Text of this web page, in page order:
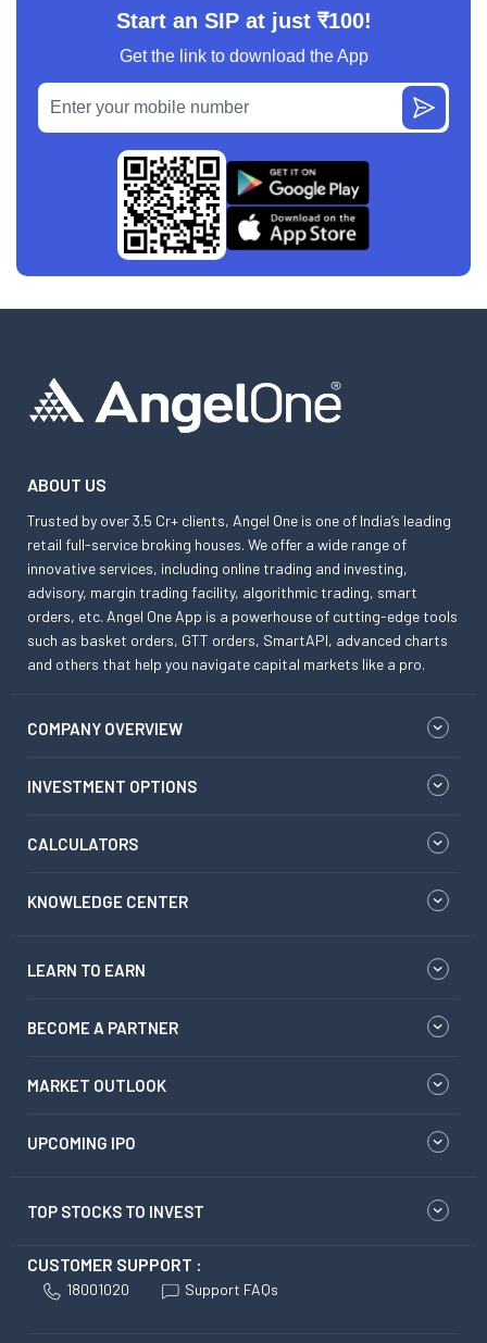
Start an SIP at just ₹100!
Get the link to download the App
ABOUT US
Trusted by over 3.5 Cr+ clients, Angel One is one of India’s leading
retail full-service broking houses. We offer a wide range of
innovative services, including online trading and investing,
advisory, margin trading facility, algorithmic trading, smart
orders, etc. Angel One App is a powerhouse of cutting-edge tools
such as basket orders, GTT orders, SmartAPI, advanced charts
and others that help you navigate capital markets like a pro.
COMPANY OVERVIEW
INVESTMENT OPTIONS
CALCULATORS
KNOWLEDGE CENTER
LEARN TO EARN
BECOME A PARTNER
MARKET OUTLOOK
UPCOMING IPO
TOP STOCKS TO INVEST
CUSTOMER SUPPORT :
18001020 Support FAQs